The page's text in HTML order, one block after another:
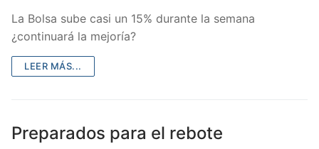
La Bolsa sube casi un 15% durante la semana
¿continuará la mejoría?
LEER MÁS...
Preparados para el rebote